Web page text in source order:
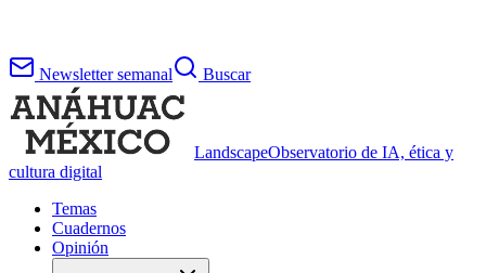
Newsletter semanal Buscar
LandscapeObservatorio de IA, ética y
cultura digital
Temas
Cuadernos
Opinión